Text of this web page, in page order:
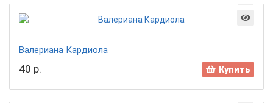
Валериана Кардиола
40 р. Купить